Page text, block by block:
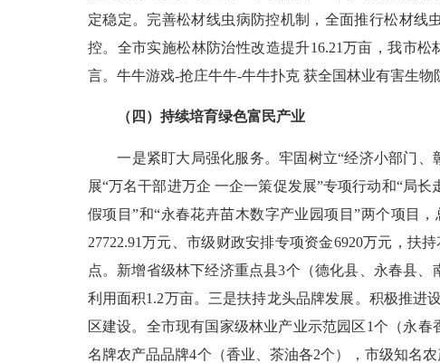
定稳定。完善松材线虫病防控机制，全面推行松材线
控。全市实施松林防治性改造提升16.21万亩，我市松
言。牛牛游戏-抢庄牛牛-牛牛扑克 获全国林业有害生物
（四）持续培育绿色富民产业
一是紧盯大局强化服务。牢固树立“经济小部门
展“万名干部进万企 一企一策促发展”专项行动和“局
假项目”和“永春花卉苗木数字产业园项目”两个项目，
27722.91万元、市级财政安排专项资金6920万元，扶
点。新增省级林下经济重点县3个（德化县、永春县、
利用面积1.2万亩。三是扶持龙头品牌发展。积极推进
区建设。全市现有国家级林业产业示范园区1个（永春
名牌农产品品牌4个（香业、茶油各2个），市级知名